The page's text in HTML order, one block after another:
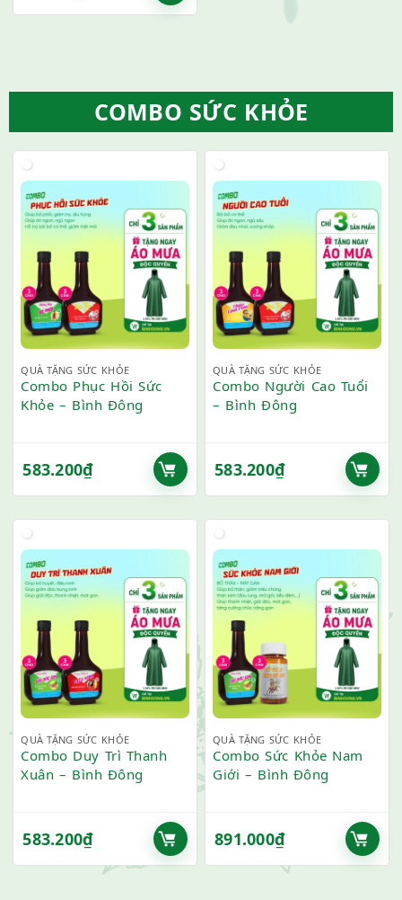
COMBO SỨC KHỎE
QUÀ TẶNG SỨC KHỎE
Combo Phục Hồi Sức
Khỏe – Bình Đông
583.200₫
QUÀ TẶNG SỨC KHỎE
Combo Người Cao Tuổi
– Bình Đông
583.200₫
QUÀ TẶNG SỨC KHỎE
Combo Duy Trì Thanh
Xuân – Bình Đông
583.200₫
QUÀ TẶNG SỨC KHỎE
Combo Sức Khỏe Nam
Giới – Bình Đông
891.000₫